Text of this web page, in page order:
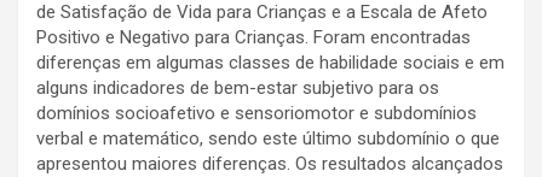
de Satisfação de Vida para Crianças e a Escala de Afeto
Positivo e Negativo para Crianças. Foram encontradas
diferenças em algumas classes de habilidade sociais e em
alguns indicadores de bem-estar subjetivo para os
domínios socioafetivo e sensoriomotor e subdomínios
verbal e matemático, sendo este último subdomínio o que
apresentou maiores diferenças. Os resultados alcançados